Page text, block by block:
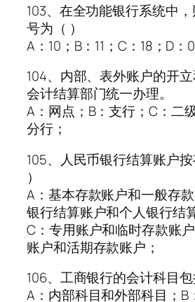
103、在全功能银行系统中
号为（ ）
A：10；B：11；C：18；D：
104、内部、表外账户的开立
会计结算部门统一办理。
A：网点；B：支行；C：二
分行；
105、人民币银行结算账户
）
A：基本存款账户和一般存
银行结算账户和个人银行结
C：专用账户和临时存款账
账户和活期存款账户；
106、工商银行的会计科目包
A：内部科目和外部科目；B